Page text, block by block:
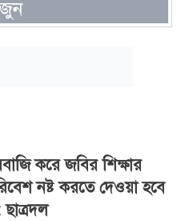
করে জবির শিক্ষার
নষ্ট করতে দেওয়া হবে
ছাত্রদল